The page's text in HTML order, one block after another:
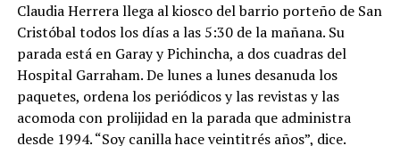
Claudia Herrera llega al kiosco del barrio porteño de San
Cristóbal todos los días a las 5:30 de la mañana. Su
parada está en Garay y Pichincha, a dos cuadras del
Hospital Garraham. De lunes a lunes desanuda los
paquetes, ordena los periódicos y las revistas y las
acomoda con prolijidad en la parada que administra
desde 1994. “Soy canilla hace veintitrés años”, dice.